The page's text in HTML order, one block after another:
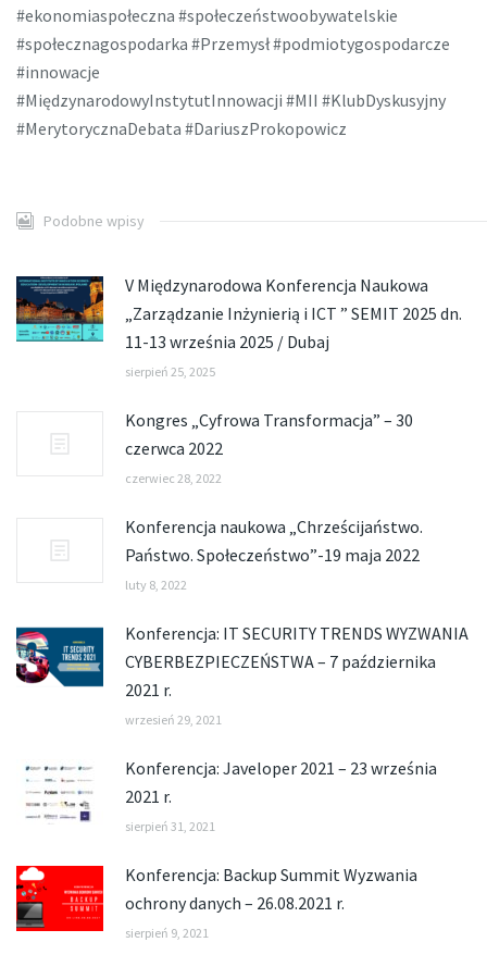
#ekonomiaspołeczna #społeczeństwoobywatelskie
#społecznagospodarka #Przemysł #podmiotygospodarcze
#innowacje
#MiędzynarodowyInstytutInnowacji #MII #KlubDyskusyjny
#MerytorycznaDebata #DariuszProkopowicz
Podobne wpisy
V Międzynarodowa Konferencja Naukowa
„Zarządzanie Inżynierią i ICT ” SEMIT 2025 dn.
11-13 września 2025 / Dubaj
sierpień 25, 2025
Kongres „Cyfrowa Transformacja” – 30
czerwca 2022
czerwiec 28, 2022
Konferencja naukowa „Chrześcijaństwo.
Państwo. Społeczeństwo”-19 maja 2022
luty 8, 2022
Konferencja: IT SECURITY TRENDS WYZWANIA
CYBERBEZPIECZEŃSTWA – 7 października
2021 r.
wrzesień 29, 2021
Konferencja: Javeloper 2021 – 23 września
2021 r.
sierpień 31, 2021
Konferencja: Backup Summit Wyzwania
ochrony danych – 26.08.2021 r.
sierpień 9, 2021